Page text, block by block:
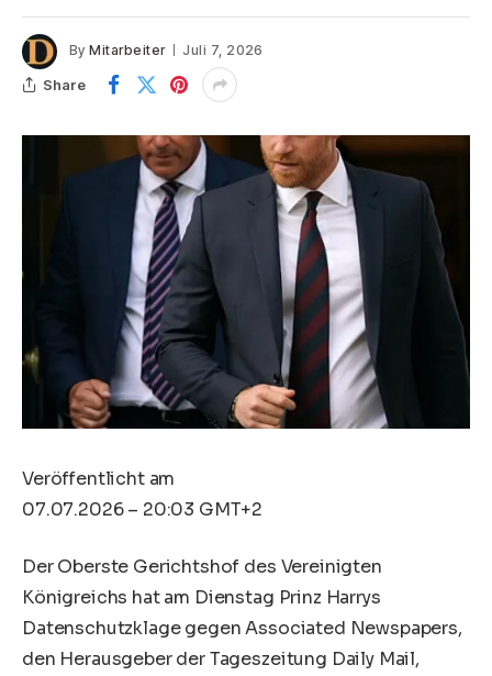
By Mitarbeiter Juli 7, 2026
Share
Veröffentlicht am
07.07.2026 – 20:03 GMT+2
Der Oberste Gerichtshof des Vereinigten
Königreichs hat am Dienstag Prinz Harrys
Datenschutzklage gegen Associated Newspapers,
den Herausgeber der Tageszeitung Daily Mail,